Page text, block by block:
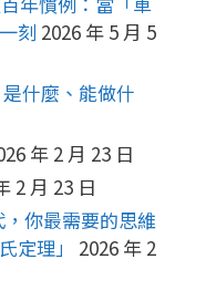
刻 2026 年 5 月 5
什麼、能做什
年 2 月 23 日
2 月 23 日
你最需要的思維
定理」
2026 年 2